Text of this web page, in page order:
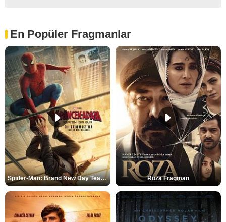
En Popüler Fragmanlar
Spider-Man: Brand New Day Teaser Roza Fragman